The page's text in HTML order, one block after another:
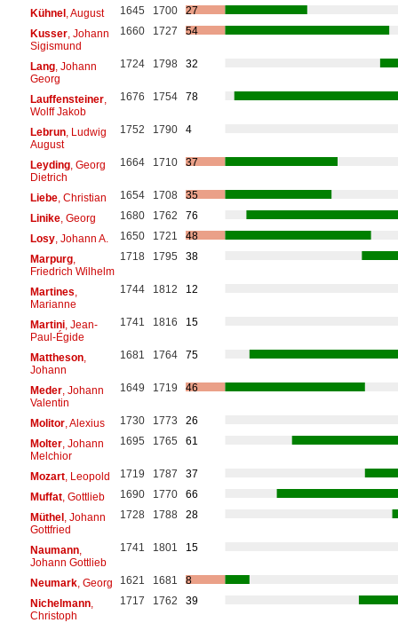
Kühnel, August 1645 1700
27
Kusser, Johann
Sigismund
1660 1727 54
Lang, Johann
Georg
1724 1798 32
Lauffensteiner,
Wolff Jakob
1676 1754 78
Lebrun, Ludwig
August
1752 1790 4
Leyding, Georg
Dietrich
1664 1710 37
Liebe, Christian 1654 1708
35
Linike, Georg 1680 1762
76
Losy, Johann A. 1650 1721
48
Marpurg,
Friedrich Wilhelm
1718 1795 38
Martines
Marianne
1744 1812 12
Martini, Jean-
Paul-Égide
1741 1816 15
Mattheson,
Johann
1681 1764 75
Meder, Johann
Valentin
1649 1719 46
Molitor, Alexius 1730 1773
26
Molter, Johann
Melchior
1695 1765 61
Mozart, Leopold 1719 1787
37
Muffat, Gottlieb 1690 1770
66
Müthel, Johann
Gottfried
1728 1788 28
Naumann,
Johann Gottlieb
1741 1801 15
Neumark, Georg 1621 1681
8
Nichelmann,
Christoph
1717 1762 39